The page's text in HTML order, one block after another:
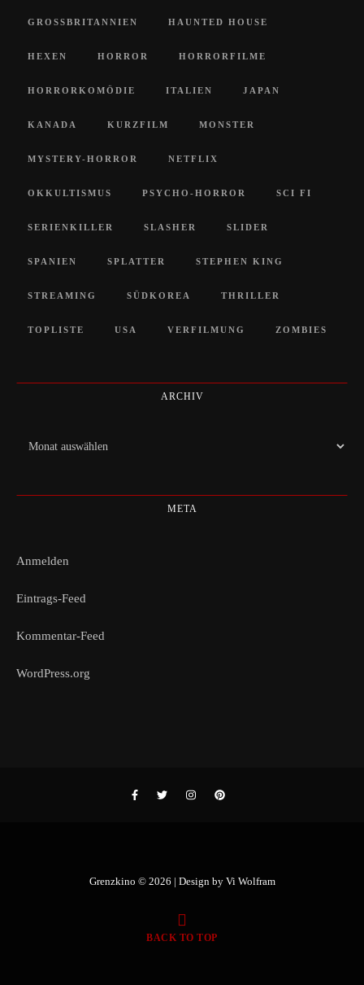
GROSSBRITANNIEN HAUNTED HOUSE
HEXEN HORROR HORRORFILME
HORRORKOMÖDIE ITALIEN JAPAN
KANADA KURZFILM MONSTER
MYSTERY-HORROR NETFLIX
OKKULTISMUS PSYCHO-HORROR SCI FI
SERIENKILLER SLASHER SLIDER
SPANIEN SPLATTER STEPHEN KING
STREAMING SÜDKOREA THRILLER
TOPLISTE USA VERFILMUNG ZOMBIES
ARCHIV
Archiv
META
Anmelden
Eintrags-Feed
Kommentar-Feed
WordPress.org
Grenzkino © 2026 | Design by Vi Wolfram
BACK TO TOP